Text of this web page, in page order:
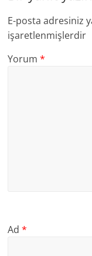
E-posta adresiniz
işaretlenmişlerdir
Yorum*
Ad*